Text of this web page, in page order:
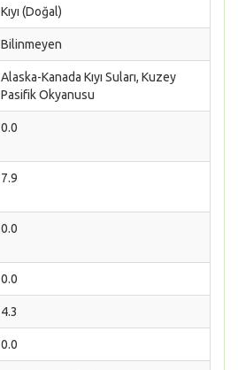
Kıyı (Doğal)
Bilinmeyen
Alaska-Kanada Kıyı Suları, Kuzey
Pasifik Okyanusu
0.0
7.9
0.0
0.0
4.3
0.0